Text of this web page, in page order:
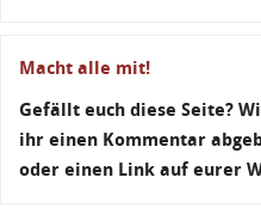
Macht alle mit!
Gefällt euch diese Seite?
ihr einen Kommentar
oder einen Link auf eurer